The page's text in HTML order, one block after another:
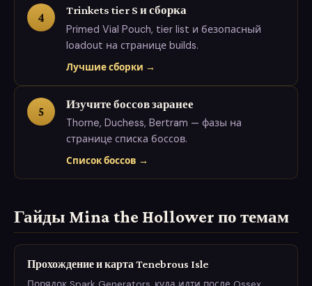
4
Trinkets tier S и сборка
Primed Vial Pouch, tier list и безопасный
loadout на странице builds.
Лучшие сборки →
5
Изучите боссов заранее
Thorne, Duchess, Bertram — фазы на
странице списка боссов.
Список боссов →
Гайды Mina the Hollower по темам
Прохождение и карта Tenebrous Isle